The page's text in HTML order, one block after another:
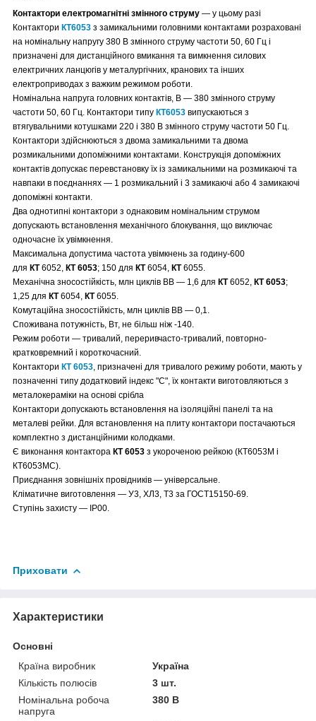
Контактори електромагнітні змінного струму ― у цьому разі
Контактори КТ6053 з замикальними головними контактами розраховані
на номінальну напругу 380 В змінного струму частоти 50, 60 Гц і
призначені для дистанційного вмикання та вимкнення силових
електричних ланцюгів у металургічних, кранових та інших
електроприводах з важким режимом роботи.
Номінальна напруга головних контактів, В — 380 змінного струму
частоти 50, 60 Гц. Контактори типу КТ6053 випускаються з
втягувальними котушками 220 і 380 В змінного струму частоти 50 Гц.
Контактори здійснюються з двома замикальними та двома
розмикальними допоміжними контактами. Конструкція допоміжних
контактів допускає перевстановку їх із замикальними на розмикаючі та
навпаки в поєднаннях — 1 розмикальний і 3 замикаючі або 4 замикаючі
допоміжні контакти.
Два однотипні контактори з однаковим номінальним струмом
допускають встановлення механічного блокування, що виключає
одночасне їх увімкнення.
Максимальна допустима частота увімкнень за годину-600
для КТ6052, КТ 6053; 150 для КТ6054, КТ6055.
Механічна зносостійкість, млн циклів ВВ — 1,6 для КТ6052, КТ 6053;
1,25 для КТ6054, КТ6055.
Комутаційна зносостійкість, млн циклів ВВ — 0,1.
Споживана потужність, Вт, не більш ніж -140.
Режим роботи — тривалий, переривчасто-тривалий, повторно-
кратковремний і короткочасний.
Контактори КТ 6053 , призначені для тривалого режиму роботи, мають у
позначенні типу додатковий індекс "С", їх контакти виготовляються з
металокераміки на основі срібла
Контактори допускають встановлення на ізоляційні панелі та на
металеві рейки. Для встановлення на плиту контактори постачаються
комплектно з дистанційними колодками.
Є виконання контактора КТ 6053 з укороченою рейкою (КТ6053М і
КТ6053МС).
Приєднання зовнішніх провідників — універсальне.
Кліматичне виготовлення — У3, ХЛ3, Т3 за ГОСТ15150-69.
Ступінь захисту — IР00.
Приховати
Характеристики
Основні
Країна виробник
Україна
Кількість полюсів
3 шт.
Номінальна робоча
напруга
380 В